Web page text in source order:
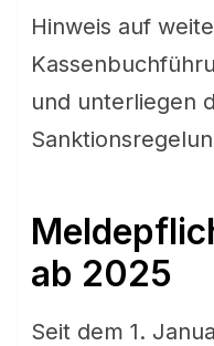
Hinweis auf
und unterliegen
ab 2025
Seit dem 1.